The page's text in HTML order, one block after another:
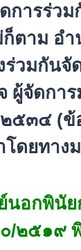
การร่ว
ตาม อำ
วมกันจั
ผู้จัดกา
๕๓๔ (ข้
โดยทาง
นอกพินัย
๒๕๑๙